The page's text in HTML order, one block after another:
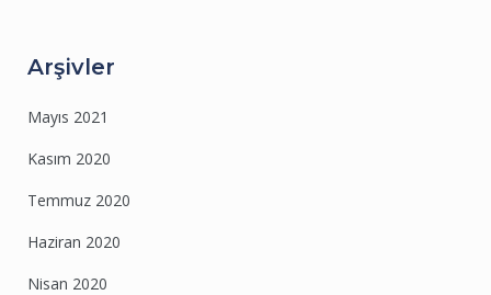
Arşivler
Mayıs 2021
Kasım 2020
Temmuz 2020
Haziran 2020
Nisan 2020